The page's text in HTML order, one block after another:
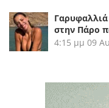
στην Πάρο
4:15 μμ 09